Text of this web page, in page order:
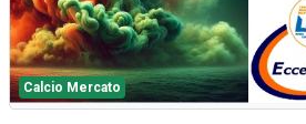
Calcio Mercato